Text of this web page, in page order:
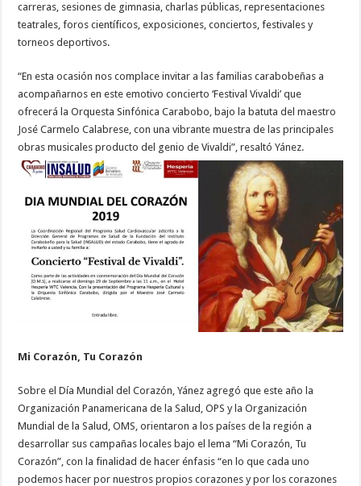
carreras, sesiones de gimnasia, charlas públicas, representaciones
teatrales, foros científicos, exposiciones, conciertos, festivales y
torneos deportivos.
“En esta ocasión nos complace invitar a las familias carabobeñas a
acompañarnos en este emotivo concierto ‘Festival Vivaldi’ que
ofrecerá la Orquesta Sinfónica Carabobo, bajo la batuta del maestro
José Carmelo Calabrese, con una vibrante muestra de las principales
obras musicales producto del genio de Vivaldi”, resaltó Yánez.
Mi Corazón, Tu Corazón
Sobre el Día Mundial del Corazón, Yánez agregó que este año la
Organización Panamericana de la Salud, OPS y la Organización
Mundial de la Salud, OMS, orientaron a los países de la región a
desarrollar sus campañas locales bajo el lema “Mi Corazón, Tu
Corazón”, con la finalidad de hacer énfasis “en lo que cada uno
podemos hacer por nuestros propios corazones y por los corazones